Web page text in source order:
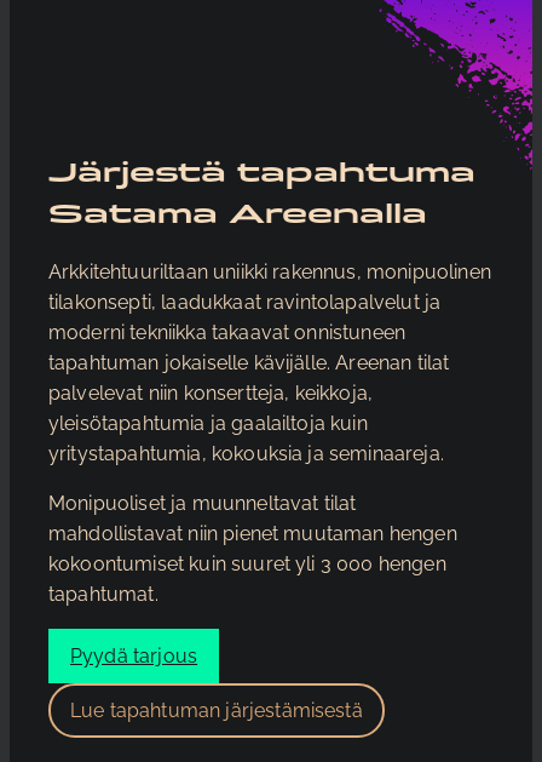
Järjestä tapahtuma
Satama Areenalla
Arkkitehtuuriltaan uniikki rakennus, monipuolinen
tilakonsepti, laadukkaat ravintolapalvelut ja
moderni tekniikka takaavat onnistuneen
tapahtuman jokaiselle kävijälle. Areenan tilat
palvelevat niin konsertteja, keikkoja,
yleisötapahtumia ja gaalailtoja kuin
yritystapahtumia, kokouksia ja seminaareja.
Monipuoliset ja muunneltavat tilat
mahdollistavat niin pienet muutaman hengen
kokoontumiset kuin suuret yli 3 000 hengen
tapahtumat.
Pyydä tarjous
Lue tapahtuman järjestämisestä